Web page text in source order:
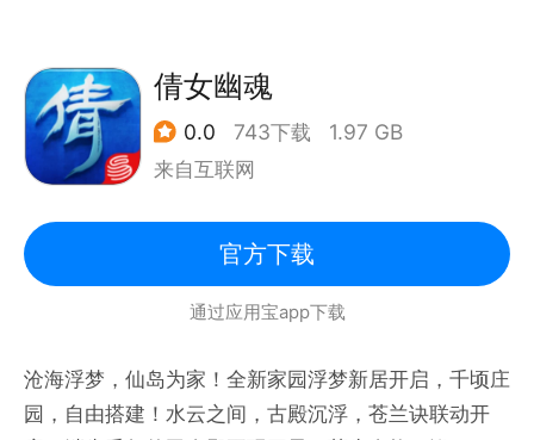
倩女幽魂
0.0 743下载
1.97 GB
来自互联网
官方下载
通过应用宝app下载
沧海浮梦，仙岛为家！全新家园浮梦新居开启，千顷庄
园，自由搭建！水云之间，古殿沉浮，苍兰诀联动开